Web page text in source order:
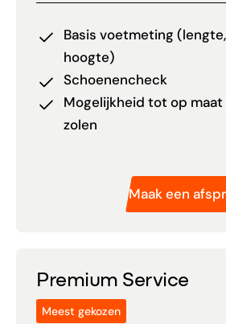
Basis voetmeting
hoogte)
Schoenencheck
Mogelijkheid tot op
zolen
Maak een
Premium Service
Meest gekozen